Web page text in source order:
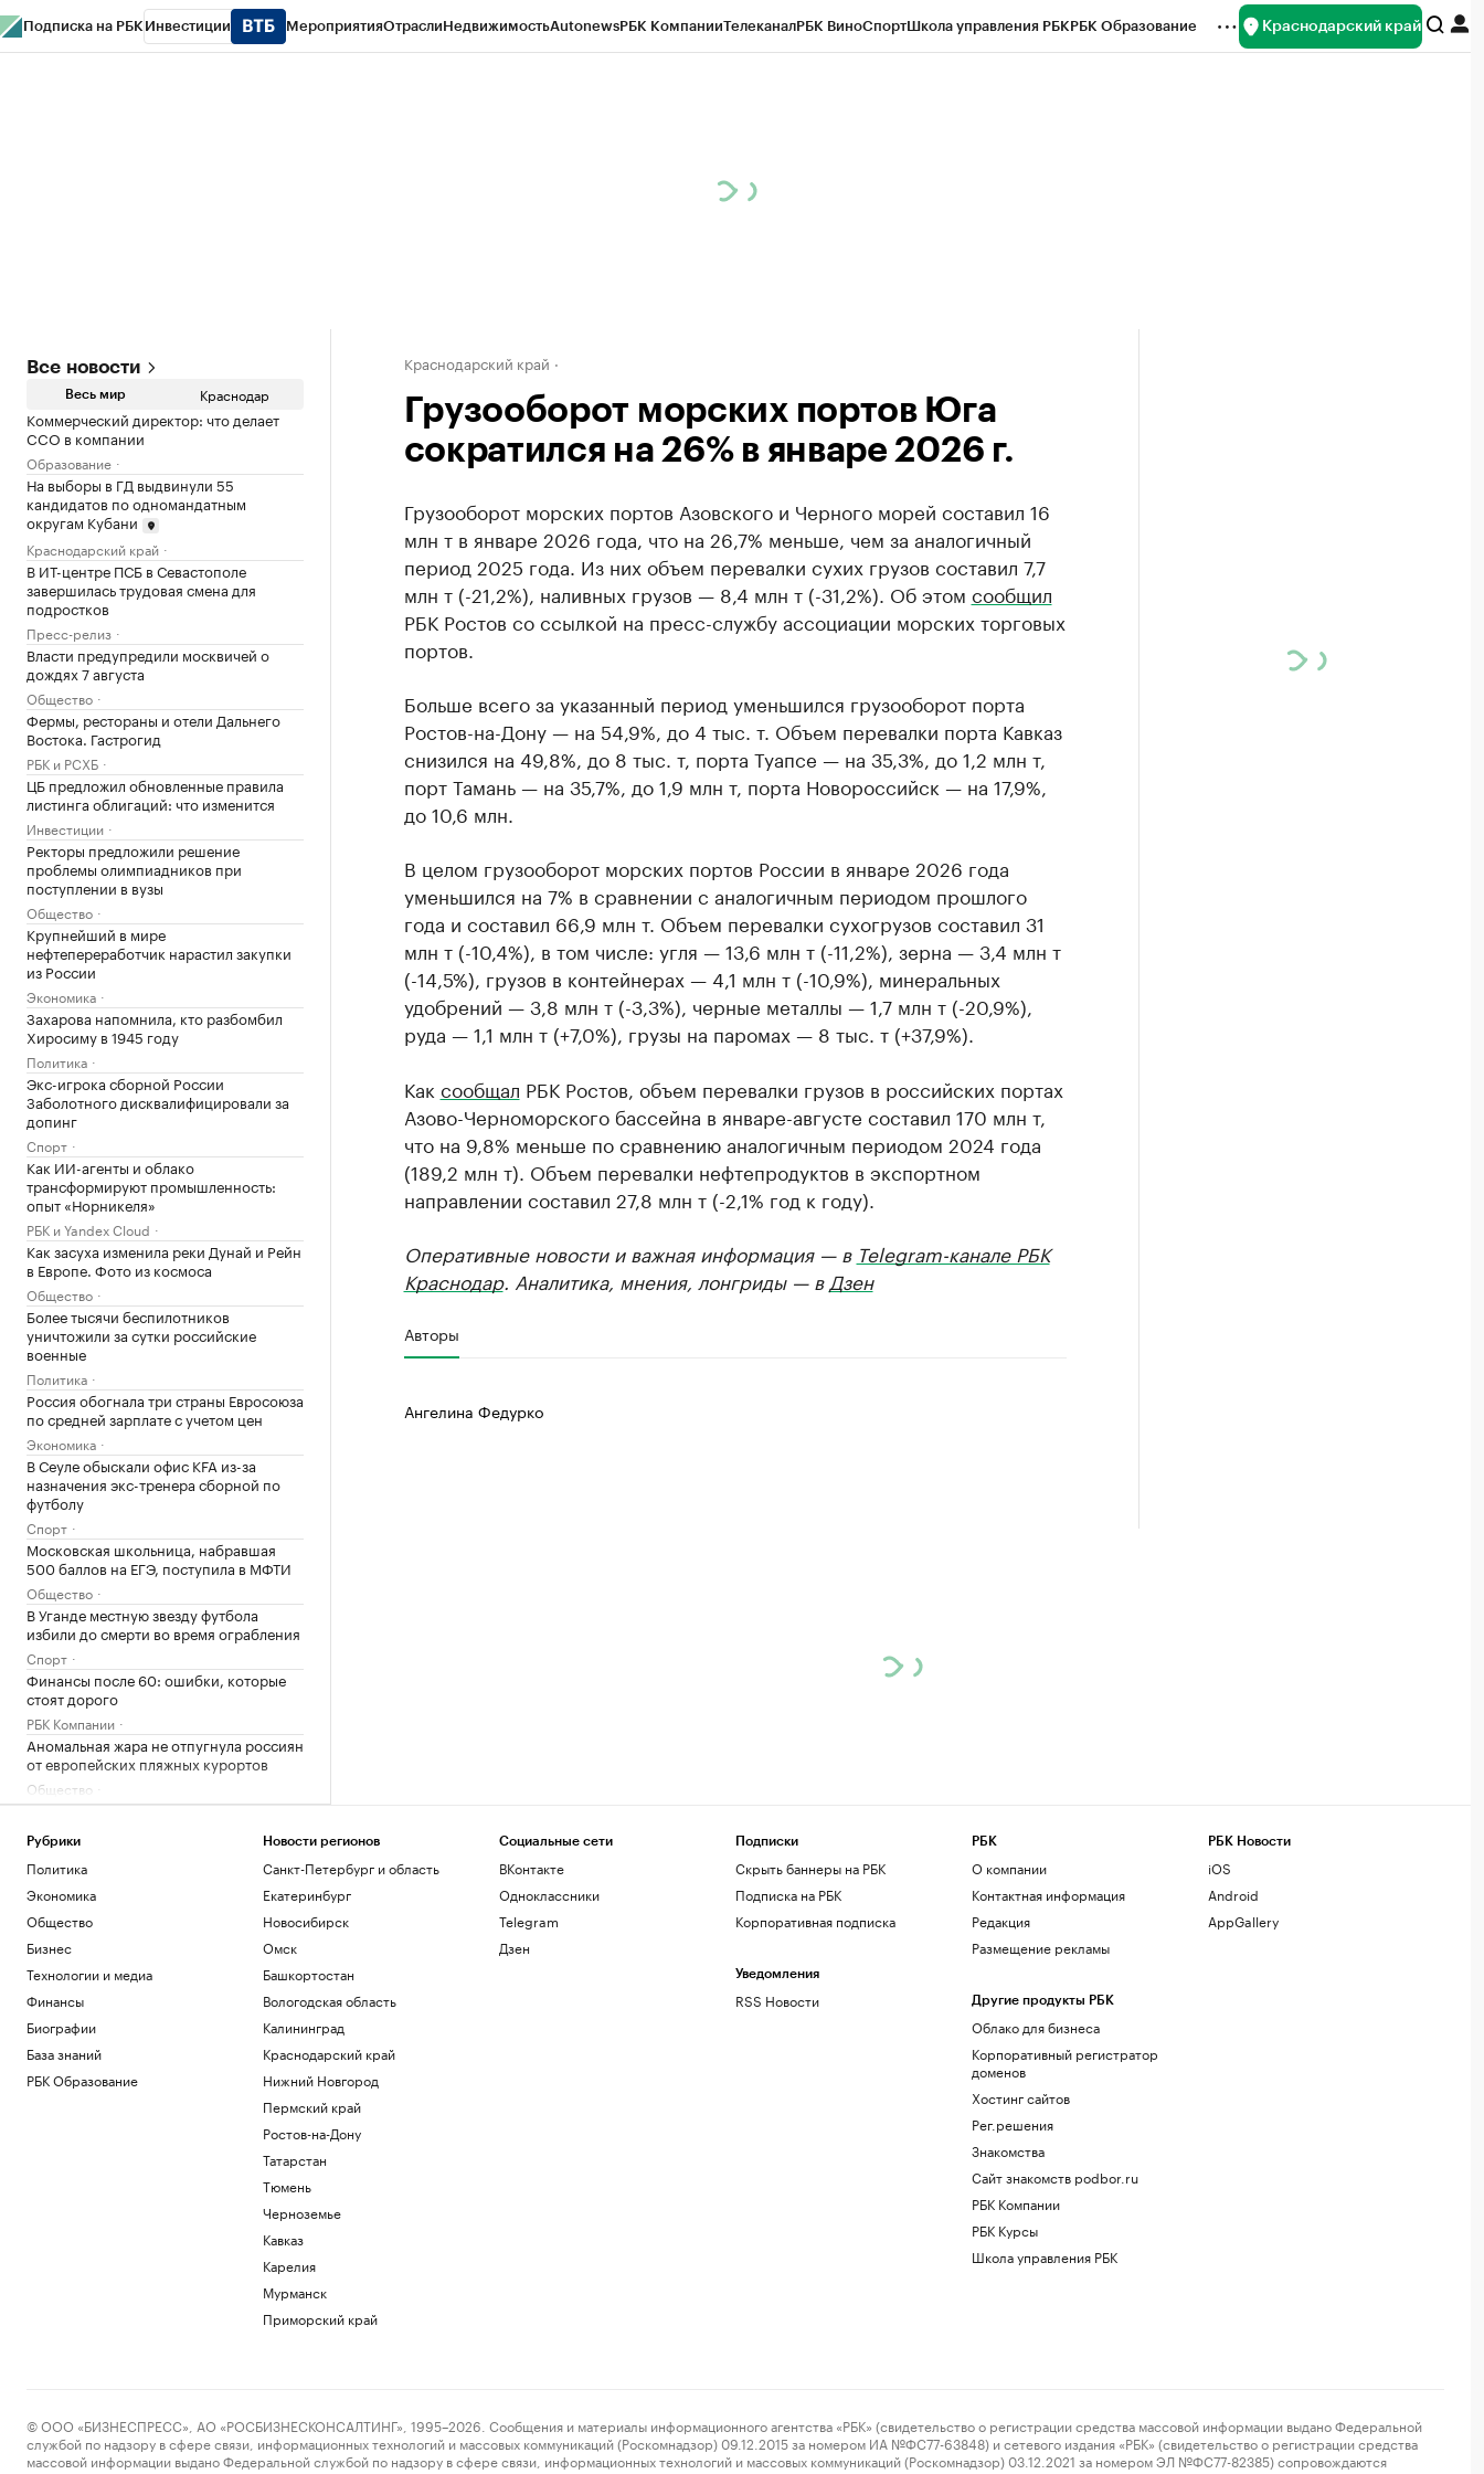
Подписка на РБК Инвестиции МероприятияОтраслиНедвижимостьAutonewsРБК КомпанииТелеканалРБК ВиноСпортШкола управления РБКРБК Образование Краснодарский край
Все новости
Весь мир Краснодар
Коммерческий директор: что делает
CCO в компании
Образование
На выборы в ГД выдвинули 55
кандидатов по одномандатным
округам Кубани
Краснодарский край
В ИТ-центре ПСБ в Севастополе
завершилась трудовая смена для
подростков
Пресс-релиз
Власти предупредили москвичей о
дождях 7 августа
Общество
Фермы, рестораны и отели Дальнего
Востока. Гастрогид
РБК и РСХБ
ЦБ предложил обновленные правила
листинга облигаций: что изменится
Инвестиции
Ректоры предложили решение
проблемы олимпиадников при
поступлении в вузы
Общество
Крупнейший в мире
нефтепереработчик нарастил закупки
из России
Экономика
Захарова напомнила, кто разбомбил
Хиросиму в 1945 году
Политика
Экс-игрока сборной России
Заболотного дисквалифицировали за
допинг
Спорт
Как ИИ-агенты и облако
трансформируют промышленность:
опыт «Норникеля»
РБК и Yandex Cloud
Как засуха изменила реки Дунай и Рейн
в Европе. Фото из космоса
Общество
Более тысячи беспилотников
уничтожили за сутки российские
военные
Политика
Россия обогнала три страны Евросоюза
по средней зарплате с учетом цен
Экономика
В Сеуле обыскали офис KFA из-за
назначения экс-тренера сборной по
футболу
Спорт
Московская школьница, набравшая
500 баллов на ЕГЭ, поступила в МФТИ
Общество
В Уганде местную звезду футбола
избили до смерти во время ограбления
Спорт
Финансы после 60: ошибки, которые
стоят дорого
РБК Компании
Аномальная жара не отпугнула россиян
от европейских пляжных курортов
Общество
В Литве заявили о риске «операций под
Политика
Краснодарский край
Грузооборот морских портов Юга
сократился на 26% в январе 2026 г.
Грузооборот морских портов Азовского и Черного морей составил 16
млн т в январе 2026 года, что на 26,7% меньше, чем за аналогичный
период 2025 года. Из них объем перевалки сухих грузов составил 7,7
млн т (-21,2%), наливных грузов — 8,4 млн т (-31,2%). Об этом сообщил
РБК Ростов со ссылкой на пресс-службу ассоциации морских торговых
портов.
Больше всего за указанный период уменьшился грузооборот порта
Ростов-на-Дону — на 54,9%, до 4 тыс. т. Объем перевалки порта Кавказ
снизился на 49,8%, до 8 тыс. т, порта Туапсе — на 35,3%, до 1,2 млн т,
порт Тамань — на 35,7%, до 1,9 млн т, порта Новороссийск — на 17,9%,
до 10,6 млн.
В целом грузооборот морских портов России в январе 2026 года
уменьшился на 7% в сравнении с аналогичным периодом прошлого
года и составил 66,9 млн т. Объем перевалки сухогрузов составил 31
млн т (-10,4%), в том числе: угля — 13,6 млн т (-11,2%), зерна — 3,4 млн т
(-14,5%), грузов в контейнерах — 4,1 млн т (-10,9%), минеральных
удобрений — 3,8 млн т (-3,3%), черные металлы — 1,7 млн т (-20,9%),
руда — 1,1 млн т (+7,0%), грузы на паромах — 8 тыс. т (+37,9%).
Как сообщал РБК Ростов, объем перевалки грузов в российских портах
Азово-Черноморского бассейна в январе-августе составил 170 млн т,
что на 9,8% меньше по сравнению аналогичным периодом 2024 года
(189,2 млн т). Объем перевалки нефтепродуктов в экспортном
направлении составил 27,8 млн т (-2,1% год к году).
Оперативные новости и важная информация — в Telegram-канале РБК
Краснодар. Аналитика, мнения, лонгриды — в Дзен
Авторы
Ангелина Федурко
Рубрики
Политика
Экономика
Общество
Бизнес
Технологии и медиа
Финансы
Биографии
База знаний
РБК Образование
Новости регионов
Санкт-Петербург и область
Екатеринбург
Новосибирск
Омск
Башкортостан
Вологодская область
Калининград
Краснодарский край
Нижний Новгород
Пермский край
Ростов-на-Дону
Татарстан
Тюмень
Черноземье
Кавказ
Карелия
Мурманск
Приморский край
Социальные сети
ВКонтакте
Одноклассники
Telegram
Дзен
Подписки
Скрыть баннеры на РБК
Подписка на РБК
Корпоративная подписка
Уведомления
RSS Новости
РБК
О компании
Контактная информация
Редакция
Размещение рекламы
Другие продукты РБК
Облако для бизнеса
Корпоративный регистратор
доменов
Хостинг сайтов
Рег.решения
Знакомства
Сайт знакомств podbor.ru
РБК Компании
РБК Курсы
Школа управления РБК
РБК Новости
iOS
Android
AppGallery
© ООО «БИЗНЕСПРЕСС», АО «РОСБИЗНЕСКОНСАЛТИНГ», 1995–2026. Сообщения и материалы информационного агентства «РБК» (свидетельство о регистрации средства массовой информации выдано Федеральной
службой по надзору в сфере связи, информационных технологий и массовых коммуникаций (Роскомнадзор) 09.12.2015 за номером ИА №ФС77-63848) и сетевого издания «РБК» (свидетельство о регистрации средства
массовой информации выдано Федеральной службой по надзору в сфере связи, информационных технологий и массовых коммуникаций (Роскомнадзор) 03.12.2021 за номером ЭЛ №ФС77-82385) сопровождаются